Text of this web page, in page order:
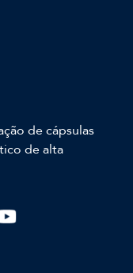
de cápsulas
de alta